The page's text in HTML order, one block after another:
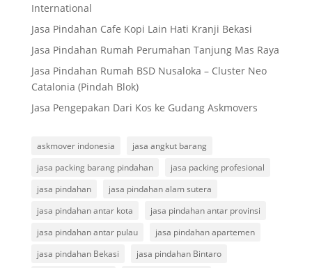
International
Jasa Pindahan Cafe Kopi Lain Hati Kranji Bekasi
Jasa Pindahan Rumah Perumahan Tanjung Mas Raya
Jasa Pindahan Rumah BSD Nusaloka – Cluster Neo
Catalonia (Pindah Blok)
Jasa Pengepakan Dari Kos ke Gudang Askmovers
askmover indonesia
jasa angkut barang
jasa packing barang pindahan
jasa packing profesional
jasa pindahan
jasa pindahan alam sutera
jasa pindahan antar kota
jasa pindahan antar provinsi
jasa pindahan antar pulau
jasa pindahan apartemen
jasa pindahan Bekasi
jasa pindahan Bintaro